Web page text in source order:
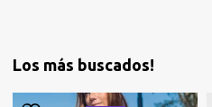
Los más buscados!